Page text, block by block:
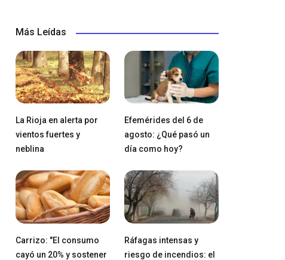
Más Leídas
La Rioja en alerta por
vientos fuertes y
neblina
Efemérides del 6 de
agosto: ¿Qué pasó un
día como hoy?
Carrizo: "El consumo
cayó un 20% y sostener
Ráfagas intensas y
riesgo de incendios: el